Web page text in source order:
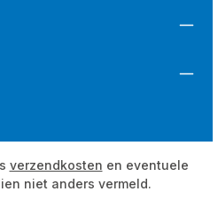
verzendkosten en eventuele
niet anders vermeld.